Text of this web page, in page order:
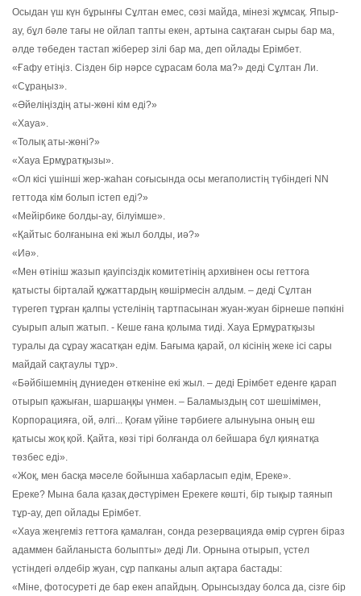
Осыдан үш күн бұрынғы Сұлтан емес, сөзі майда, мінезі жұмсақ. Япыр-
ау, бұл бәле тағы не ойлап тапты екен, артына сақтаған сыры бар ма,
әлде төбеден тастап жіберер зілі бар ма, деп ойлады Ерімбет.
«Ғафу етіңіз. Сізден бір нәрсе сұрасам бола ма?» деді Сұлтан Ли.
«Сұраңыз».
«Әйеліңіздің аты-жөні кім еді?»
«Хауа».
«Толық аты-жөні?»
«Хауа Ермұратқызы».
«Ол кісі үшінші жер-жаһан соғысында осы мегаполистің түбіндегі NN
геттода кім болып істеп еді?»
«Мейірбике болды-ау, білуімше».
«Қайтыс болғанына екі жыл болды, иә?»
«Иә».
«Мен өтініш жазып қауіпсіздік комитетінің архивінен осы геттоға
қатысты бірталай құжаттардың көшірмесін алдым. – деді Сұлтан
түрегеп тұрған қалпы үстелінің тартпасынан жуан-жуан бірнеше пәпкіні
суырып алып жатып. - Кеше ғана қолыма тиді. Хауа Ермұратқызы
туралы да сұрау жасатқан едім. Бағыма қарай, ол кісінің жеке ісі сары
майдай сақтаулы тұр».
«Бәйбішемнің дүниеден өткеніне екі жыл. – деді Ерімбет еденге қарап
отырып қажыған, шаршаңқы үнмен. – Баламыздың сот шешімімен,
Корпорацияға, ой, әлгі... Қоғам үйіне тәрбиеге алынуына оның еш
қатысы жоқ қой. Қайта, көзі тірі болғанда ол бейшара бұл қиянатқа
төзбес еді».
«Жоқ, мен басқа мәселе бойынша хабарласып едім, Ереке».
Ереке? Мына бала қазақ дәстүрімен Ерекеге көшті, бір тықыр таянып
тұр-ау, деп ойлады Ерімбет.
«Хауа жеңгеміз геттоға қамалған, сонда резервацияда өмір сүрген біраз
адаммен байланыста болыпты» деді Ли. Орнына отырып, үстел
үстіндегі әлдебір жуан, сұр папканы алып ақтара бастады:
«Міне, фотосуреті де бар екен апайдың. Орынсыздау болса да, сізге бір